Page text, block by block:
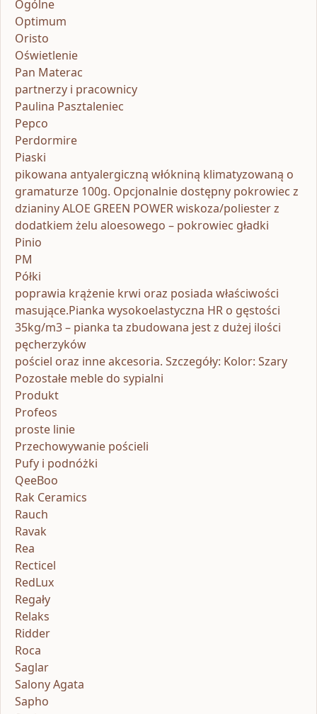
Ogólne
Optimum
Oristo
Oświetlenie
Pan Materac
partnerzy i pracownicy
Paulina Pasztaleniec
Pepco
Perdormire
Piaski
pikowana antyalergiczną włókniną klimatyzowaną o
gramaturze 100g. Opcjonalnie dostępny pokrowiec z
dzianiny ALOE GREEN POWER wiskoza/poliester z
dodatkiem żelu aloesowego – pokrowiec gładki
Pinio
PM
Półki
poprawia krążenie krwi oraz posiada właściwości
masujące.Pianka wysokoelastyczna HR o gęstości
35kg/m3 – pianka ta zbudowana jest z dużej ilości
pęcherzyków
pościel oraz inne akcesoria. Szczegóły: Kolor: Szary
Pozostałe meble do sypialni
Produkt
Profeos
proste linie
Przechowywanie pościeli
Pufy i podnóżki
QeeBoo
Rak Ceramics
Rauch
Ravak
Rea
Recticel
RedLux
Regały
Relaks
Ridder
Roca
Saglar
Salony Agata
Sapho